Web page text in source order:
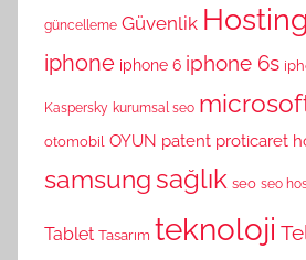
güncelleme Güvenlik Hosting
iphone iphone 6 iphone 6s
Kaspersky kurumsal seo
otomobil OYUN patent proticaret
samsung sağlık seo seo
Tablet Tasarım teknoloji